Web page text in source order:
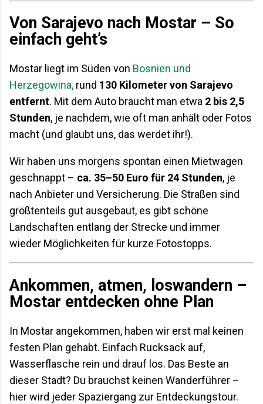
Von Sarajevo nach Mostar – So
einfach geht’s
Mostar liegt im Süden von Bosnien und
Herzegowina, rund 130 Kilometer von Sarajevo
entfernt. Mit dem Auto braucht man etwa 2 bis 2,5
Stunden, je nachdem, wie oft man anhält oder Fotos
macht (und glaubt uns, das werdet ihr!).
Wir haben uns morgens spontan einen Mietwagen
geschnappt – ca. 35–50 Euro für 24 Stunden, je
nach Anbieter und Versicherung. Die Straßen sind
größtenteils gut ausgebaut, es gibt schöne
Landschaften entlang der Strecke und immer
wieder Möglichkeiten für kurze Fotostopps.
Ankommen, atmen, loswandern –
Mostar entdecken ohne Plan
In Mostar angekommen, haben wir erst mal keinen
festen Plan gehabt. Einfach Rucksack auf,
Wasserflasche rein und drauf los. Das Beste an
dieser Stadt? Du brauchst keinen Wanderführer –
hier wird jeder Spaziergang zur Entdeckungstour.